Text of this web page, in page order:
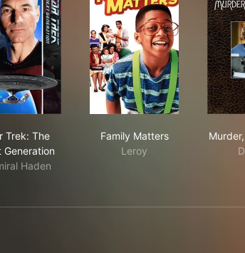
Trek: The
Generation
Haden
Family Matters
Leroy